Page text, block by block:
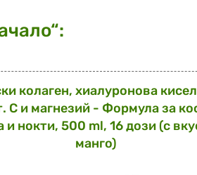
колаген, хиалуронова
С и магнезий - Формула за
и нокти, 500 ml, 16 дози (с
манго)